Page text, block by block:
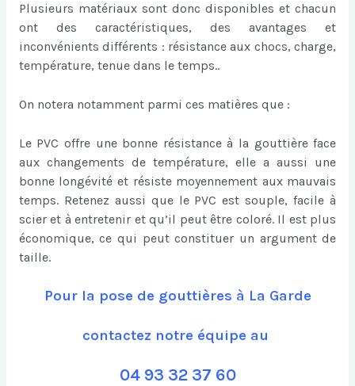
Plusieurs matériaux sont donc disponibles et chacun
ont des caractéristiques, des avantages et
inconvénients différents : résistance aux chocs, charge,
température, tenue dans le temps..
On notera notamment parmi ces matières que :
Le PVC offre une bonne résistance à la gouttière face
aux changements de température, elle a aussi une
bonne longévité et résiste moyennement aux mauvais
temps. Retenez aussi que le PVC est souple, facile à
scier et à entretenir et qu’il peut être coloré. Il est plus
économique, ce qui peut constituer un argument de
taille.
Pour la pose de gouttières à La Garde
contactez notre équipe au
04 93 32 37 60